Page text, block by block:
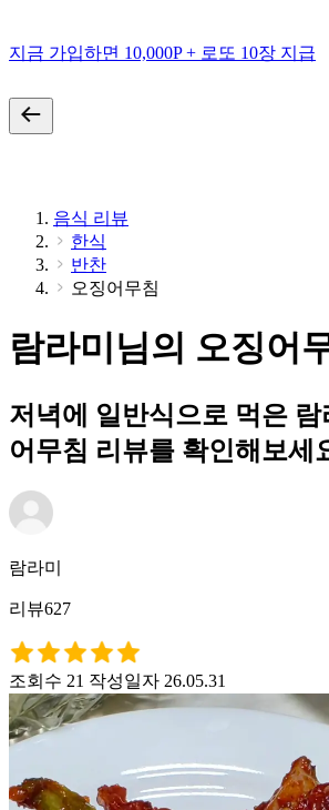
지금 가입하면 10,000P + 로또 10장 지급
음식 리뷰
한식
반찬
오징어무침
람라미님의 오징어
저녁에 일반식으로 먹은
어무침 리뷰를 확인해보세
람라미
리뷰627
조회수 21 작성일자 26.05.31